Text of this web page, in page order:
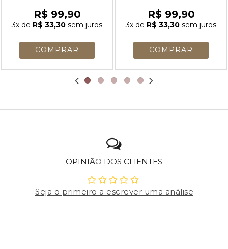
R$ 99,90
3x de R$ 33,30 sem juros
R$ 99,90
3x de R$ 33,30 sem juros
OPINIÃO DOS CLIENTES
Seja o primeiro a escrever uma análise